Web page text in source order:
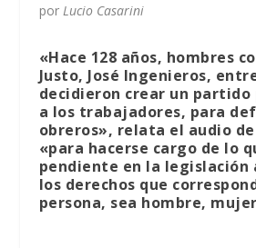
por Lucio Casarini
«Hace 128 años, hombres
Justo, José Ingenieros,
decidieron crear un
a los trabajadores, para
obreros», relata el audio
«para hacerse cargo de lo
pendiente en la legislación
los derechos que
persona, sea hombre,